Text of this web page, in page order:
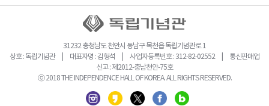
31232 충청남도 천안시 동남구 목천읍 독립기념관로 1
상호 : 독립기념관 | 대표자명 : 김형석 | 사업자등록번호 : 312-82-02552 | 통신판매업
신고 : 제2012-충남천안-75호
ⓒ 2018 THE INDEPENDENCE HALL OF KOREA. ALL RIGHTS RESERVED.